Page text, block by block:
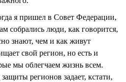
я пришел в Совет Федерации,
собрались люди, как говорится,
знают, чем и как живут
свой регион, но есть и
мы облегчаем жизнь всем.
регионов задает, кстати,